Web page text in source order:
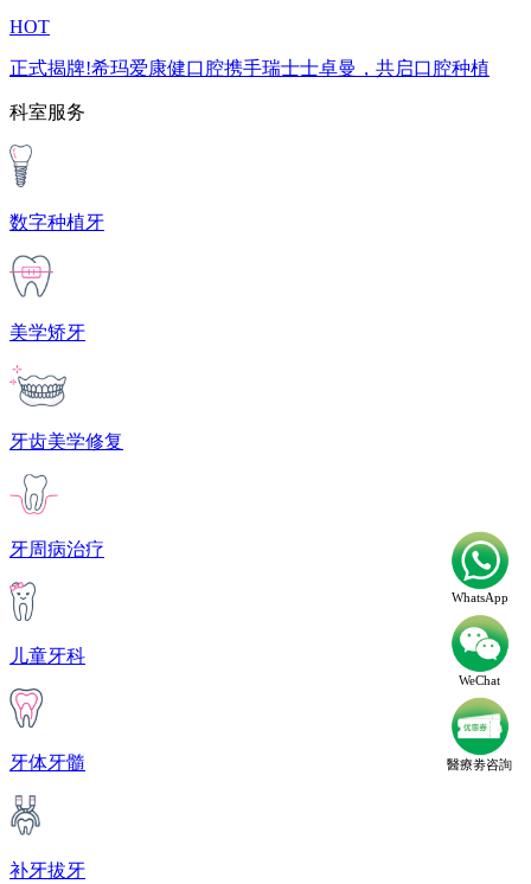
WhatsApp
WeChat
醫療劵咨詢
HOT
正式揭牌!希玛爱康健口腔携手瑞士士卓曼，共启口腔种植
科室服务
数字种植牙
美学矫牙
牙齿美学修复
牙周病治疗
儿童牙科
牙体牙髓
补牙拔牙